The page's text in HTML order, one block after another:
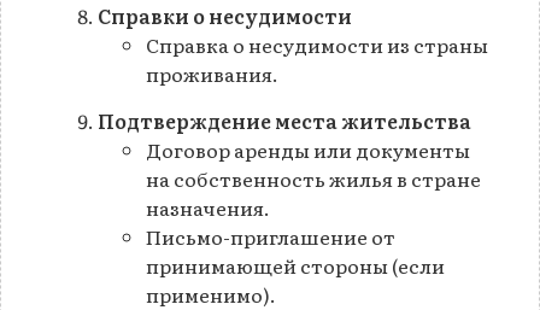
Справки о несудимости
Справка о несудимости из страны
проживания.
Подтверждение места жительства
Договор аренды или документы
на собственность жилья в стране
назначения.
Письмо-приглашение от
принимающей стороны (если
применимо).